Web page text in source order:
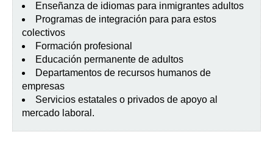
Enseñanza de idiomas para inmigrantes adultos
Programas de integración para para estos
colectivos
Formación profesional
Educación permanente de adultos
Departamentos de recursos humanos de
empresas
Servicios estatales o privados de apoyo al
mercado laboral.